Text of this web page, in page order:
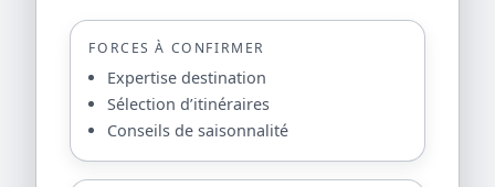
FORCES À CONFIRMER
Expertise destination
Sélection d’itinéraires
Conseils de saisonnalité